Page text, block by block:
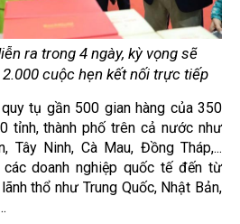
ra trong 4 ngày, kỳ vọng sẽ
cuộc hẹn kết nối trực tiếp
tụ gần 500 gian hàng của 350
tỉnh, thành phố trên cả nước như
Tây Ninh, Cà Mau, Đồng Tháp,...
doanh nghiệp quốc tế đến từ
thổ như Trung Quốc, Nhật Bản,